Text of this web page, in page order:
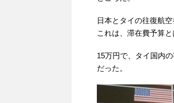
日本とタイの往復航
これは、滞在費予算と
15万円で、タイ国内
だった。